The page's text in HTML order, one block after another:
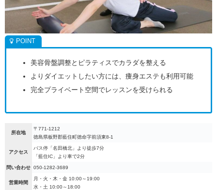
美容骨盤調整とピラティスでカラダを整える
よりダイエットしたい方には、痩身エステも利用可能
完全プライベート空間でレッスンを受けられる
所在地
〒771-1212
徳島県板野郡藍住町徳命字前須東8-1
アクセス
バス停「名田橋北」より徒歩7分
「藍住IC」より車で2分
問い合わせ 050-1282-3689
営業時間
月・火・木・金 10:00～19:00
水・土 10:00～18:00